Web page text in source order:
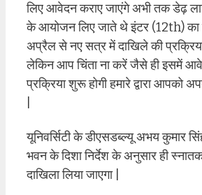
लिए आवेदन कराए जाएंगे अभी तक डेढ़
के आयोजन लिए जाते थे इंटर (12th)
अप्रैल से नए सत्र में दाखिले की
लेकिन आप चिंता ना करें जैसे ही इसमें
प्रक्रिया शुरू होगी हमारे द्वारा आपको
यूनिवर्सिटी के डीएसडब्ल्यू अभय कुमार
भवन के दिशा निर्देश के अनुसार ही
दाखिला लिया जाएगा |